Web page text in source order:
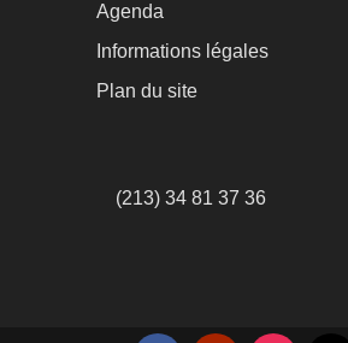
Agenda
Informations légales
Plan du site
(213) 34 81 37 36